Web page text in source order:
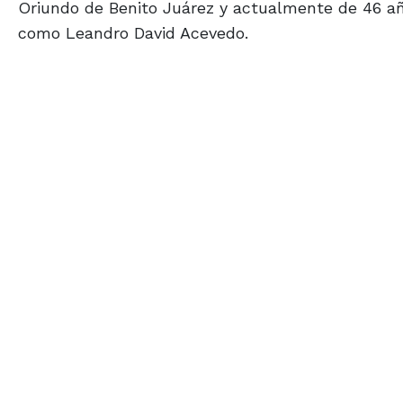
Oriundo de Benito Juárez y actualmente de 46
como Leandro David Acevedo.